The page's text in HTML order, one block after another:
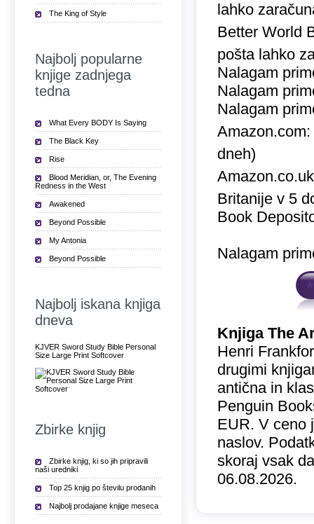
lahko
Better World
pošta lahko
Nalagam
Nalagam
Nalagam
Amazon.com:
dneh)
Britanije v 5
Book
Nalagam
Knjiga The
Henri
drugimi
antična in
Penguin
EUR. V ceno
naslov.
skoraj vsak
06.08.2026.
The King of Style
Najbolj popularne
knjige zadnjega
tedna
What Every BODY Is Saying
The Black Key
Rise
Blood Meridian, or, The Evening
Redness in the West
Awakened
Beyond Possible
My Antonia
Beyond Possible
Najbolj iskana knjiga
dneva
KJVER Sword Study Bible Personal
Size Large Print Softcover
Zbirke knjig
Zbirke knjig, ki so jih pripravili
naši uredniki
Top 25 knjig po številu prodanih
Najbolj prodajane knjige meseca